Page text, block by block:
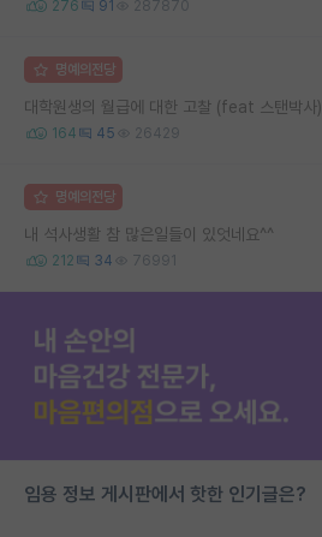
276 91 287870
명예의전당
대학원생의 월급에 대한 고찰 (feat 스탠박사)
164 45 26429
명예의전당
내 석사생활 참 많은일들이 있엇네요^^
212 34 76991
임용 정보 게시판에서 핫한 인기글은?